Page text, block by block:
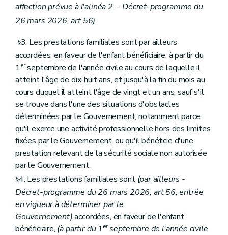
affection prévue à l'alinéa 2. - Décret-programme du
26 mars 2026, art.56).
§3. Les prestations familiales sont par ailleurs
accordées, en faveur de l'enfant bénéficiaire, à partir du
1erseptembre de l'année civile au cours de laquelle il
atteint l'âge de dix-huit ans, et jusqu'à la fin du mois au
cours duquel il atteint l'âge de vingt et un ans, sauf s'il
se trouve dans l'une des situations d'obstacles
déterminées par le Gouvernement, notamment parce
qu'il exerce une activité professionnelle hors des limites
fixées par le Gouvernement, ou qu'il bénéficie d'une
prestation relevant de la sécurité sociale non autorisée
par le Gouvernement.
§4. Les prestations familiales sont (par ailleurs -
Décret-programme du 26 mars 2026, art.56, entrée
en vigueur à déterminer par le
Gouvernement)accordées, en faveur de l'enfant
bénéficiaire, (à partir du 1erseptembre de l'année civile